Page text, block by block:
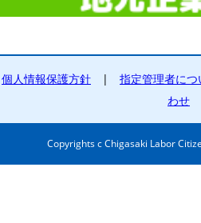
個人情報保護方針 | 指定管理者につ
わせ
Copyrights c Chigasaki Labor